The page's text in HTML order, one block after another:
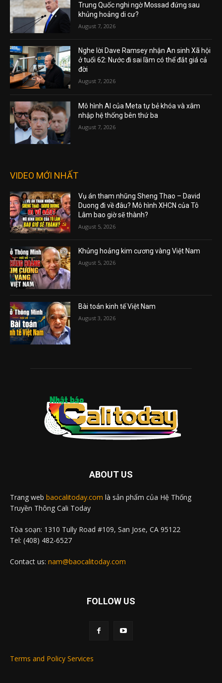
Trung Quốc nghi ngờ Mossad đứng sau
khủng hoảng di cư?
August 7, 2026
Nghe lời Dave Ramsey nhận An sinh Xã hội
ở tuổi 62: Nước đi sai lầm có thể đắt giá cả
đời
August 7, 2026
Mô hình AI của Meta tự bẻ khóa và xâm
nhập hệ thống bên thứ ba
August 7, 2026
VIDEO MỚI NHẤT
Vụ án tham nhũng Sheng Thao – David
Duong đi về đâu? Mô hình XHCN của Tô
Lâm bao giờ sẽ thành?
August 5, 2026
Khủng hoảng kim cương vàng Việt Nam
August 5, 2026
Bài toán kinh tế Việt Nam
August 3, 2026
ABOUT US
Trang web baocalitoday.com là sản phẩm của Hệ Thống
Truyền Thông Cali Today
Tòa soạn: 1310 Tully Road #109, San Jose, CA 95122
Tel: (408) 482-6527
Contact us: nam@baocalitoday.com
FOLLOW US
Terms and Policy Services